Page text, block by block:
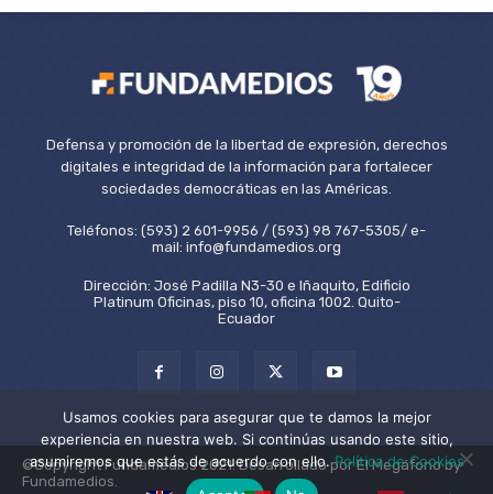
Defensa y promoción de la libertad de expresión, derechos
digitales e integridad de la información para fortalecer
sociedades democráticas en las Américas.
Teléfonos: (593) 2 601-9956 / (593) 98 767-5305/ e-
mail: info@fundamedios.org
Dirección: José Padilla N3-30 e Iñaquito, Edificio
Platinum Oficinas, piso 10, oficina 1002. Quito-
Ecuador
©Copyright Fundamedios 2021. Desarrollado por El Megáfono by
Fundamedios.
Usamos cookies para asegurar que te damos la mejor
experiencia en nuestra web. Si continúas usando este sitio,
asumiremos que estás de acuerdo con ello.Política de Cookies